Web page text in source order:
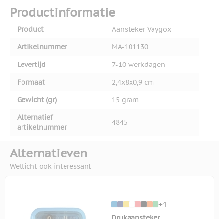
Productinformatie
Product
Aansteker Vaygox
Artikelnummer
MA-101130
Levertijd
7-10 werkdagen
Formaat
2,4x8x0,9 cm
Gewicht (gr)
15 gram
Alternatief
artikelnummer
4845
Alternatieven
Wellicht ook interessant
+1